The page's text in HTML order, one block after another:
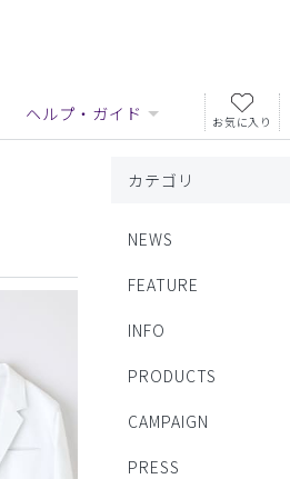
ヘルプ・ガイド お気に入り
カテゴリ
NEWS
FEATURE
INFO
PRODUCTS
CAMPAIGN
PRESS